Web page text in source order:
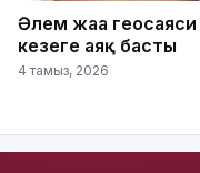
Әлем жаңа геосаяси
кезеңге аяқ басты
4 тамыз, 2026